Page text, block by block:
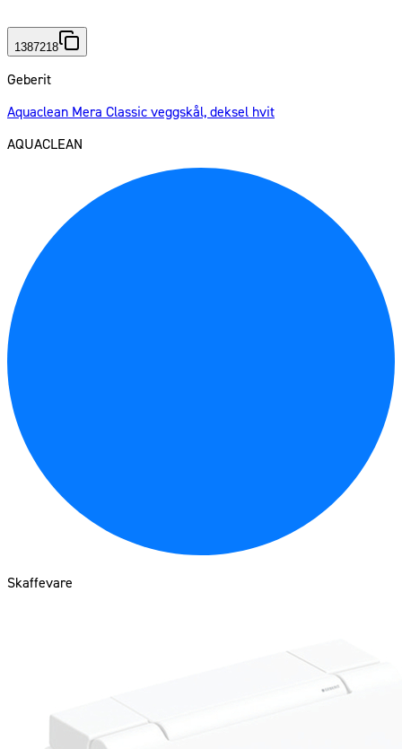
1387218
Geberit
Aquaclean Mera Classic veggskål, deksel hvit
AQUACLEAN
Skaffevare